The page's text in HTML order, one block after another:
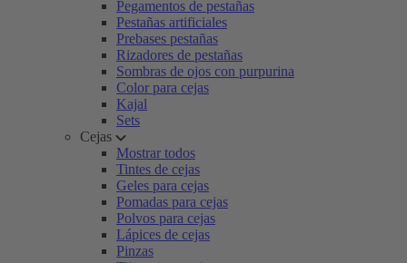
Pegamentos de pestañas
Pestañas artificiales
Prebases pestañas
Rizadores de pestañas
Sombras de ojos con purpurina
Color para cejas
Kajal
Sets
Cejas
Mostrar todos
Tintes de cejas
Geles para cejas
Pomadas para cejas
Polvos para cejas
Lápices de cejas
Pinzas